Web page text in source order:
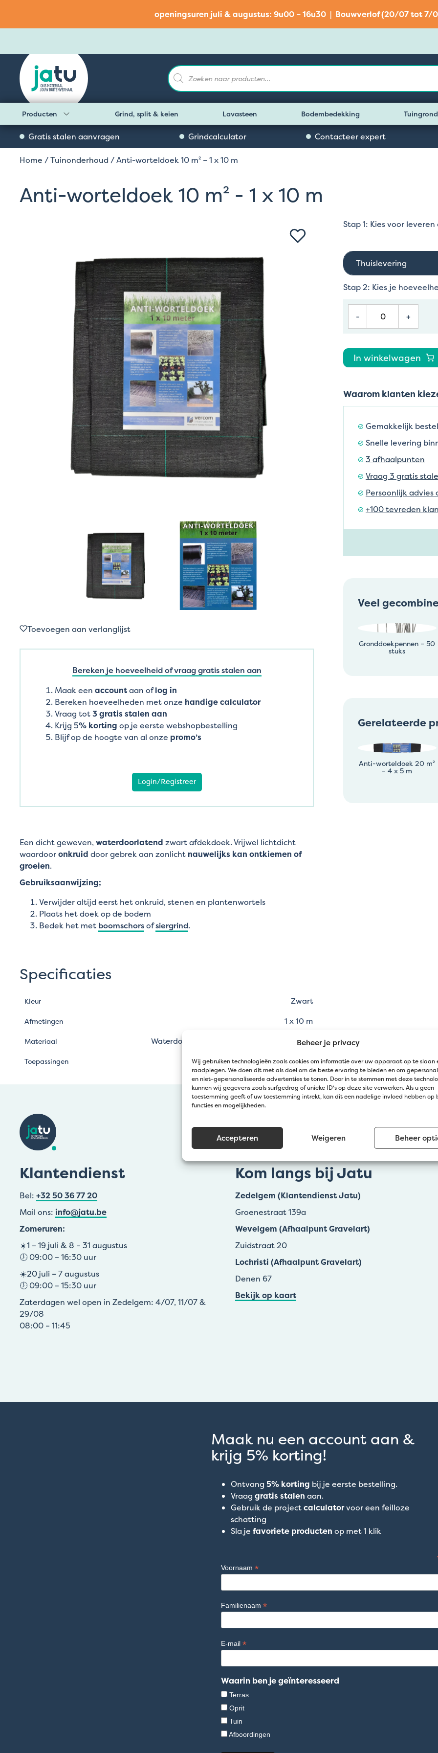
Beheer je privacy
Wij gebruiken technologieën zoals cookies om informatie over uw apparaat op te slaan
raadplegen. We doen dit met als doel om de beste ervaring te bieden en om
en niet-gepersonaliseerde advertenties te tonen. Door in te stemmen met deze
kunnen wij gegevens zoals surfgedrag of unieke ID's op deze site verwerken. Als u geen
toestemming geeft of uw toestemming intrekt, kan dit een nadelige invloed hebben op
functies en mogelijkheden.
Accepteren Weigeren Beheer
openingsuren juli & augustus: 9u00 – 16u30 | Bouwverlof (20/07 tot 7/
Producten
zoeken
Producten Grind, split & keien Lavasteen Bodembedekking Tuingrond
Gratis stalen aanvragen Grindcalculator Contacteer expert
Home /Tuinonderhoud / Anti-worteldoek 10 m² – 1 x 10 m
Anti-worteldoek 10 m² - 1 x 10 m
Toevoegen aan verlanglijst
Bereken je hoeveelheid of vraag gratis stalen aan
Maak een accountaan oflog in
Bereken hoeveelheden met onze handige calculator
Vraag tot3 gratis stalen aan
Krijg 5% korting op je eerste webshopbestelling
Blijf op de hoogte van al onze promo’s
Login/Registreer
Een dicht geweven, waterdoorlatend zwart afdekdoek. Vrijwel lichtdicht
waardooronkruid door gebrek aan zonlicht nauwelijks kan ontkiemen of
groeien.
Gebruiksaanwijzing;
Verwijder altijd eerst het onkruid, stenen en plantenwortels
Plaats het doek op de bodem
Bedek het met boomschorsofsiergrind.
Specificaties
Kleur Zwart
Afmetingen 1 x 10 m
Materiaal Waterdoorlatende, geweven geotextiel in PP
Toepassingen Bodembedekking, sierborder
Stap 1: Kies voor
Thuislevering
Stap 2: Kies je
- +
In winkelwagen
Waarom klanten
Gemakkelijk
Snelle levering
3 afhaalpunten
Vraag 3 gratis
Persoonlijk
+100 tevreden
Veel
Gronddoekpennen – 50
stuks
Gerelateerde
Anti-worteldoek 20 m²
– 4 x 5 m
Klantendienst
Bel: +32 50 36 77 20
Mail ons: info@jatu.be
Zomeruren:
☀️1 – 19 juli & 8 – 31 augustus
🕖 09:00 – 16:30 uur
☀️20 juli – 7 augustus
🕖 09:00 – 15:30 uur
Zaterdagen wel open in Zedelgem: 4/07, 11/07 &
29/08
08:00 – 11:45
Kom langs bij Jatu
Zedelgem (Klantendienst Jatu)
Groenestraat 139a
Wevelgem (Afhaalpunt Gravelart)
Zuidstraat 20
Lochristi (Afhaalpunt Gravelart)
Denen 67
Bekijk op kaart
Maak nu een account aan &
krijg 5% korting!
Ontvang 5% korting bij je eerste bestelling.
Vraag gratis stalen aan.
Gebruik de projectcalculatorvoor een feilloze
schatting
Sla je favoriete producten op met 1 klik
Voornaam *
Familienaam *
E-mail *
Waarin ben je geïnteresseerd
Terras
Oprit
Tuin
Afboordingen